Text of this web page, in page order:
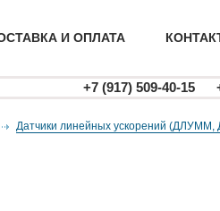
И ОПЛАТА
+7 (917) 509-40-15
датчики линейных ускорений